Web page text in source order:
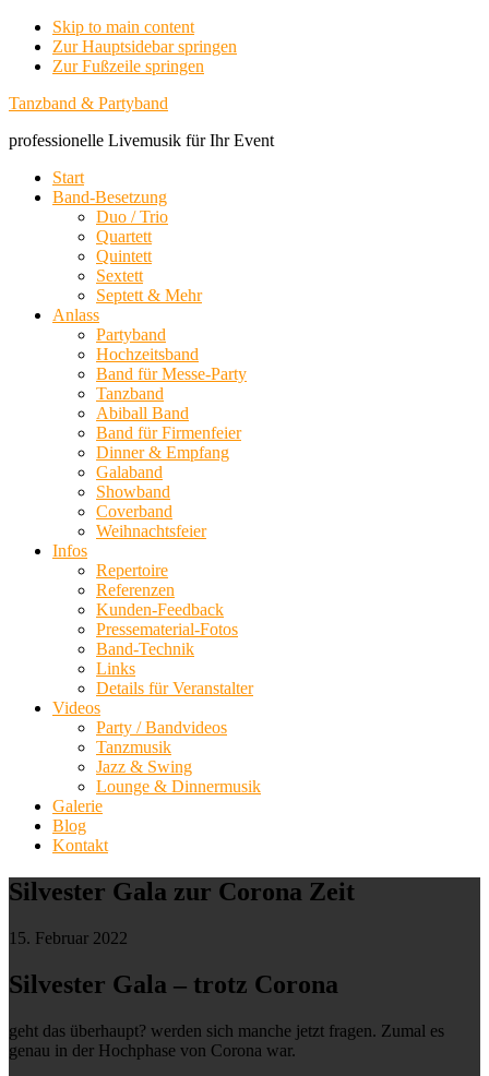
Skip to main content
Zur Hauptsidebar springen
Zur Fußzeile springen
Tanzband & Partyband
professionelle Livemusik für Ihr Event
Start
Band-Besetzung
Duo / Trio
Quartett
Quintett
Sextett
Septett & Mehr
Anlass
Partyband
Hochzeitsband
Band für Messe-Party
Tanzband
Abiball Band
Band für Firmenfeier
Dinner & Empfang
Galaband
Showband
Coverband
Weihnachtsfeier
Infos
Repertoire
Referenzen
Kunden-Feedback
Pressematerial-Fotos
Band-Technik
Links
Details für Veranstalter
Videos
Party / Bandvideos
Tanzmusik
Jazz & Swing
Lounge & Dinnermusik
Galerie
Blog
Kontakt
Silvester Gala zur Corona Zeit
15. Februar 2022
Silvester Gala – trotz Corona
geht das überhaupt? werden sich manche jetzt fragen. Zumal es
genau in der Hochphase von Corona war.